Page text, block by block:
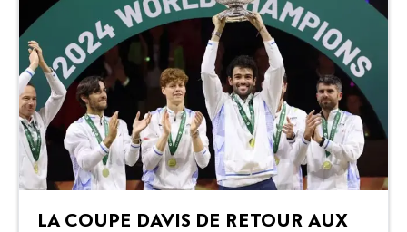
LA COUPE DAVIS DE RETOUR AUX